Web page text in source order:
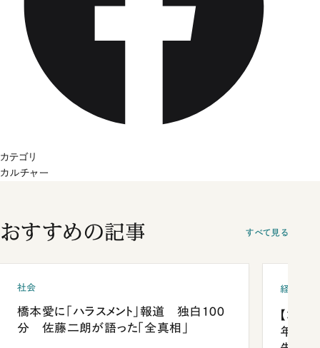
カテゴリ
カルチャー
おすすめの記事 すべて見る
社会
橋本愛に「ハラスメント」報道 独白100
分 佐藤二朗が語った「全真相」
経済・ビ
【コン
年会は